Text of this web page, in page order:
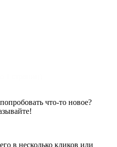
что-то новое?
в несколько кликов или